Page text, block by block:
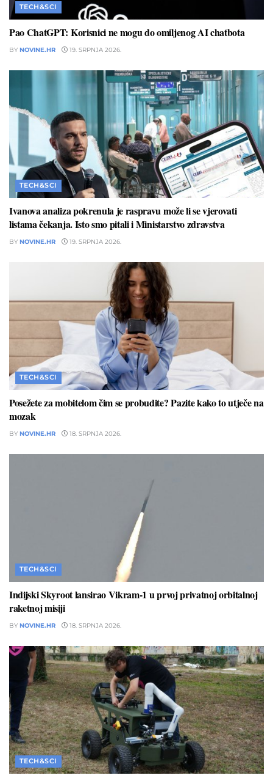
TECH&SCI
Pao ChatGPT: Korisnici ne mogu do omiljenog AI chatbota
BY NOVINE.HR 19. SRPNJA 2026.
TECH&SCI
Ivanova analiza pokrenula je raspravu može li se vjerovati
listama čekanja. Isto smo pitali i Ministarstvo zdravstva
BY NOVINE.HR 19. SRPNJA 2026.
TECH&SCI
Posežete za mobitelom čim se probudite? Pazite kako to utječe na
mozak
BY NOVINE.HR 18. SRPNJA 2026.
TECH&SCI
Indijski Skyroot lansirao Vikram-1 u prvoj privatnoj orbitalnoj
raketnoj misiji
BY NOVINE.HR 18. SRPNJA 2026.
TECH&SCI